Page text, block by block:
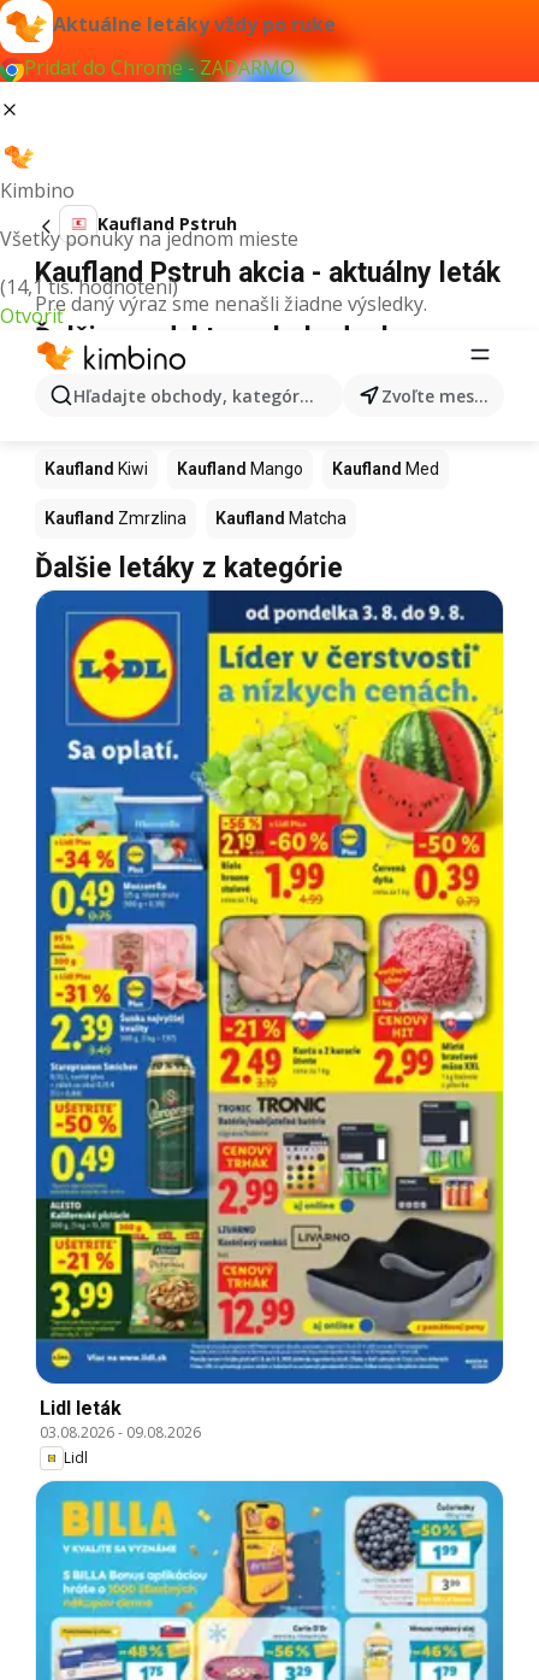
Aktuálne letáky vždy po ruke
Pridať do Chrome - ZADARMO
Kimbino
Všetky ponuky na jednom mieste
(14,1 tis. hodnotení)
Otvoriť
Hľadajte obchody, kategórie, produkty... Zvoľte mesto
Kaufland Pstruh
Kaufland Pstruh akcia - aktuálny leták
Pre daný výraz sme nenašli žiadne výsledky.
Ďalšie produkty v obchodoch
Kaufland
Kaufland Kiwi Kaufland Mango Kaufland Med
Kaufland Zmrzlina Kaufland Matcha
Ďalšie letáky z kategórie
Lidl leták
03.08.2026- 09.08.2026
Lidl